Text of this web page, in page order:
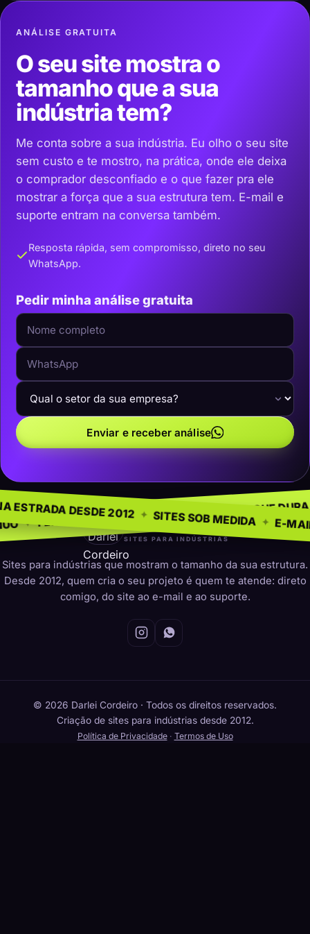
ANÁLISE GRATUITA
O seu site mostra o
tamanho que a sua
indústria tem?
Me conta sobre a sua indústria. Eu olho o seu site
sem custo e te mostro, na prática, onde ele deixa
o comprador desconfiado e o que fazer pra ele
mostrar a força que a sua estrutura tem. E-mail e
suporte entram na conversa também.
Resposta rápida, sem compromisso, direto no seu
WhatsApp.
Pedir minha análise gratuita
Enviar e receber análise
INDÚSTRIAS ✦ PRESENÇA QUE DURA SEM
✦ NA ESTRADA DESDE 2012 ✦ SITES SOB
darleicordeiro
SITES PARA INDÚSTRIAS
Sites para indústrias que mostram o tamanho da sua estrutura.
Desde 2012, quem cria o seu projeto é quem te atende: direto
comigo, do site ao e-mail e ao suporte.
© 2026 Darlei Cordeiro · Todos os direitos reservados.
Criação de sites para indústrias desde 2012.
Política de Privacidade· Termos de Uso